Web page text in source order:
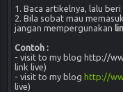
1. Baca artikelnya, lalu
2. Bila sobat mau
jangan mempergunakan
Contoh :
- visit to my blog http://
link live)
- visit to my blog http://
live)